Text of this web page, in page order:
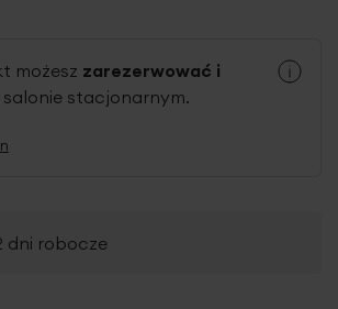
możesz zarezerwować i
salonie stacjonarnym.
dni robocze